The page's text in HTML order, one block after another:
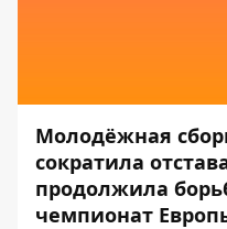
Молодёжная
сократила
продолжила
чемпионат